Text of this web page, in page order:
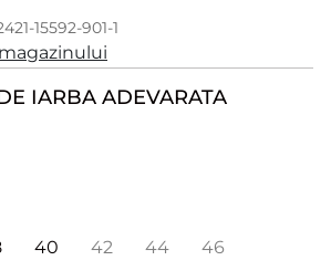
15592-901-1
IARBA ADEVARATA
40 42 44
46